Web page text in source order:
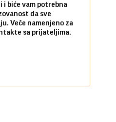
i biće vam potrebna
da sve
Veče namenjeno za
sa prijateljima.